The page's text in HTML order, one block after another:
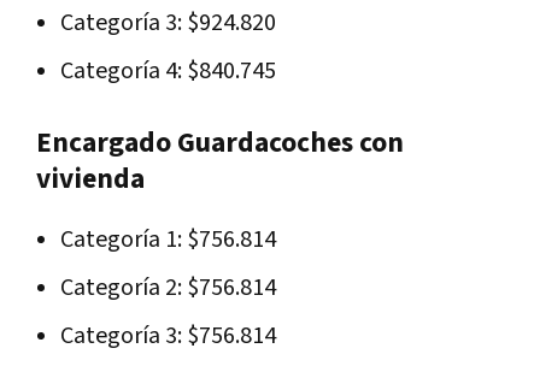
Categoría 3: $924.820
Categoría 4: $840.745
Encargado Guardacoches con
vivienda
Categoría 1: $756.814
Categoría 2: $756.814
Categoría 3: $756.814